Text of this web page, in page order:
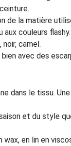
de la matière
aux couleurs flashy.
noir, camel.
avec des
dans le tissu.
et du style
wax, en lin en